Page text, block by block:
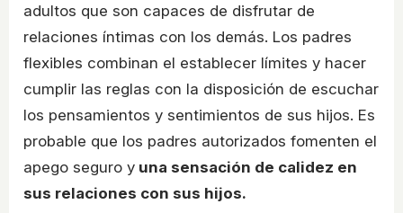
adultos que son capaces de disfrutar de
relaciones íntimas con los demás. Los padres
flexibles combinan el establecer límites y hacer
cumplir las reglas con la disposición de escuchar
los pensamientos y sentimientos de sus hijos. Es
probable que los padres autorizados fomenten el
apego seguro y una sensación de calidez en
sus relaciones con sus hijos.